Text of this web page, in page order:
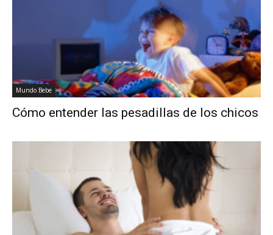
Mundo Bebe
Cómo entender las pesadillas de los chicos